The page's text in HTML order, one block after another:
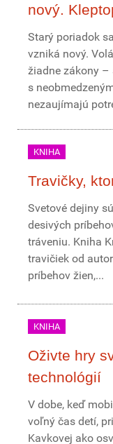
nový.
Starý poriadok
vzniká nový.
žiadne zákony –
s
nezaujímajú
KNIHA
Travičky,
Svetové dejiny
desivých
tráveniu. Kniha
travičiek od
príbehov žien,...
KNIHA
Oživte hry
technológií
V dobe, keď
voľný čas detí,
Kavkovej ako